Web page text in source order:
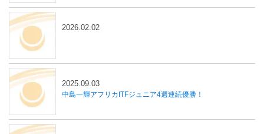
2026.02.02
中島一輝アフリカITFジュニア4週連続優勝！
2025.09.03